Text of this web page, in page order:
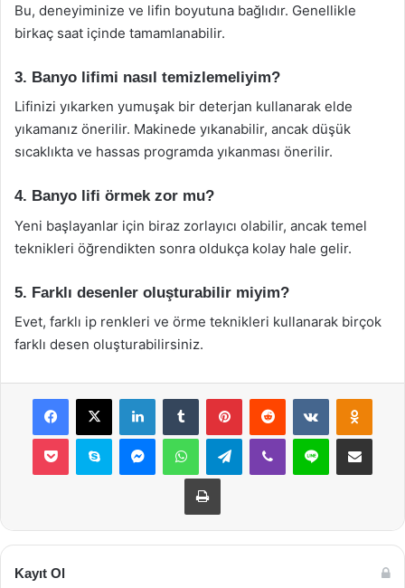
Bu, deneyiminize ve lifin boyutuna bağlıdır. Genellikle
birkaç saat içinde tamamlanabilir.
3. Banyo lifimi nasıl temizlemeliyim?
Lifinizi yıkarken yumuşak bir deterjan kullanarak elde
yıkamanız önerilir. Makinede yıkanabilir, ancak düşük
sıcaklıkta ve hassas programda yıkanması önerilir.
4. Banyo lifi örmek zor mu?
Yeni başlayanlar için biraz zorlayıcı olabilir, ancak temel
teknikleri öğrendikten sonra oldukça kolay hale gelir.
5. Farklı desenler oluşturabilir miyim?
Evet, farklı ip renkleri ve örme teknikleri kullanarak birçok
farklı desen oluşturabilirsiniz.
Facebook
X LinkedInTumblr PinterestReddit VKontakte
Pocket Skype MessengerWhatsAppTelegramViber Line E-Posta ile
Yazdır
Kayıt Ol